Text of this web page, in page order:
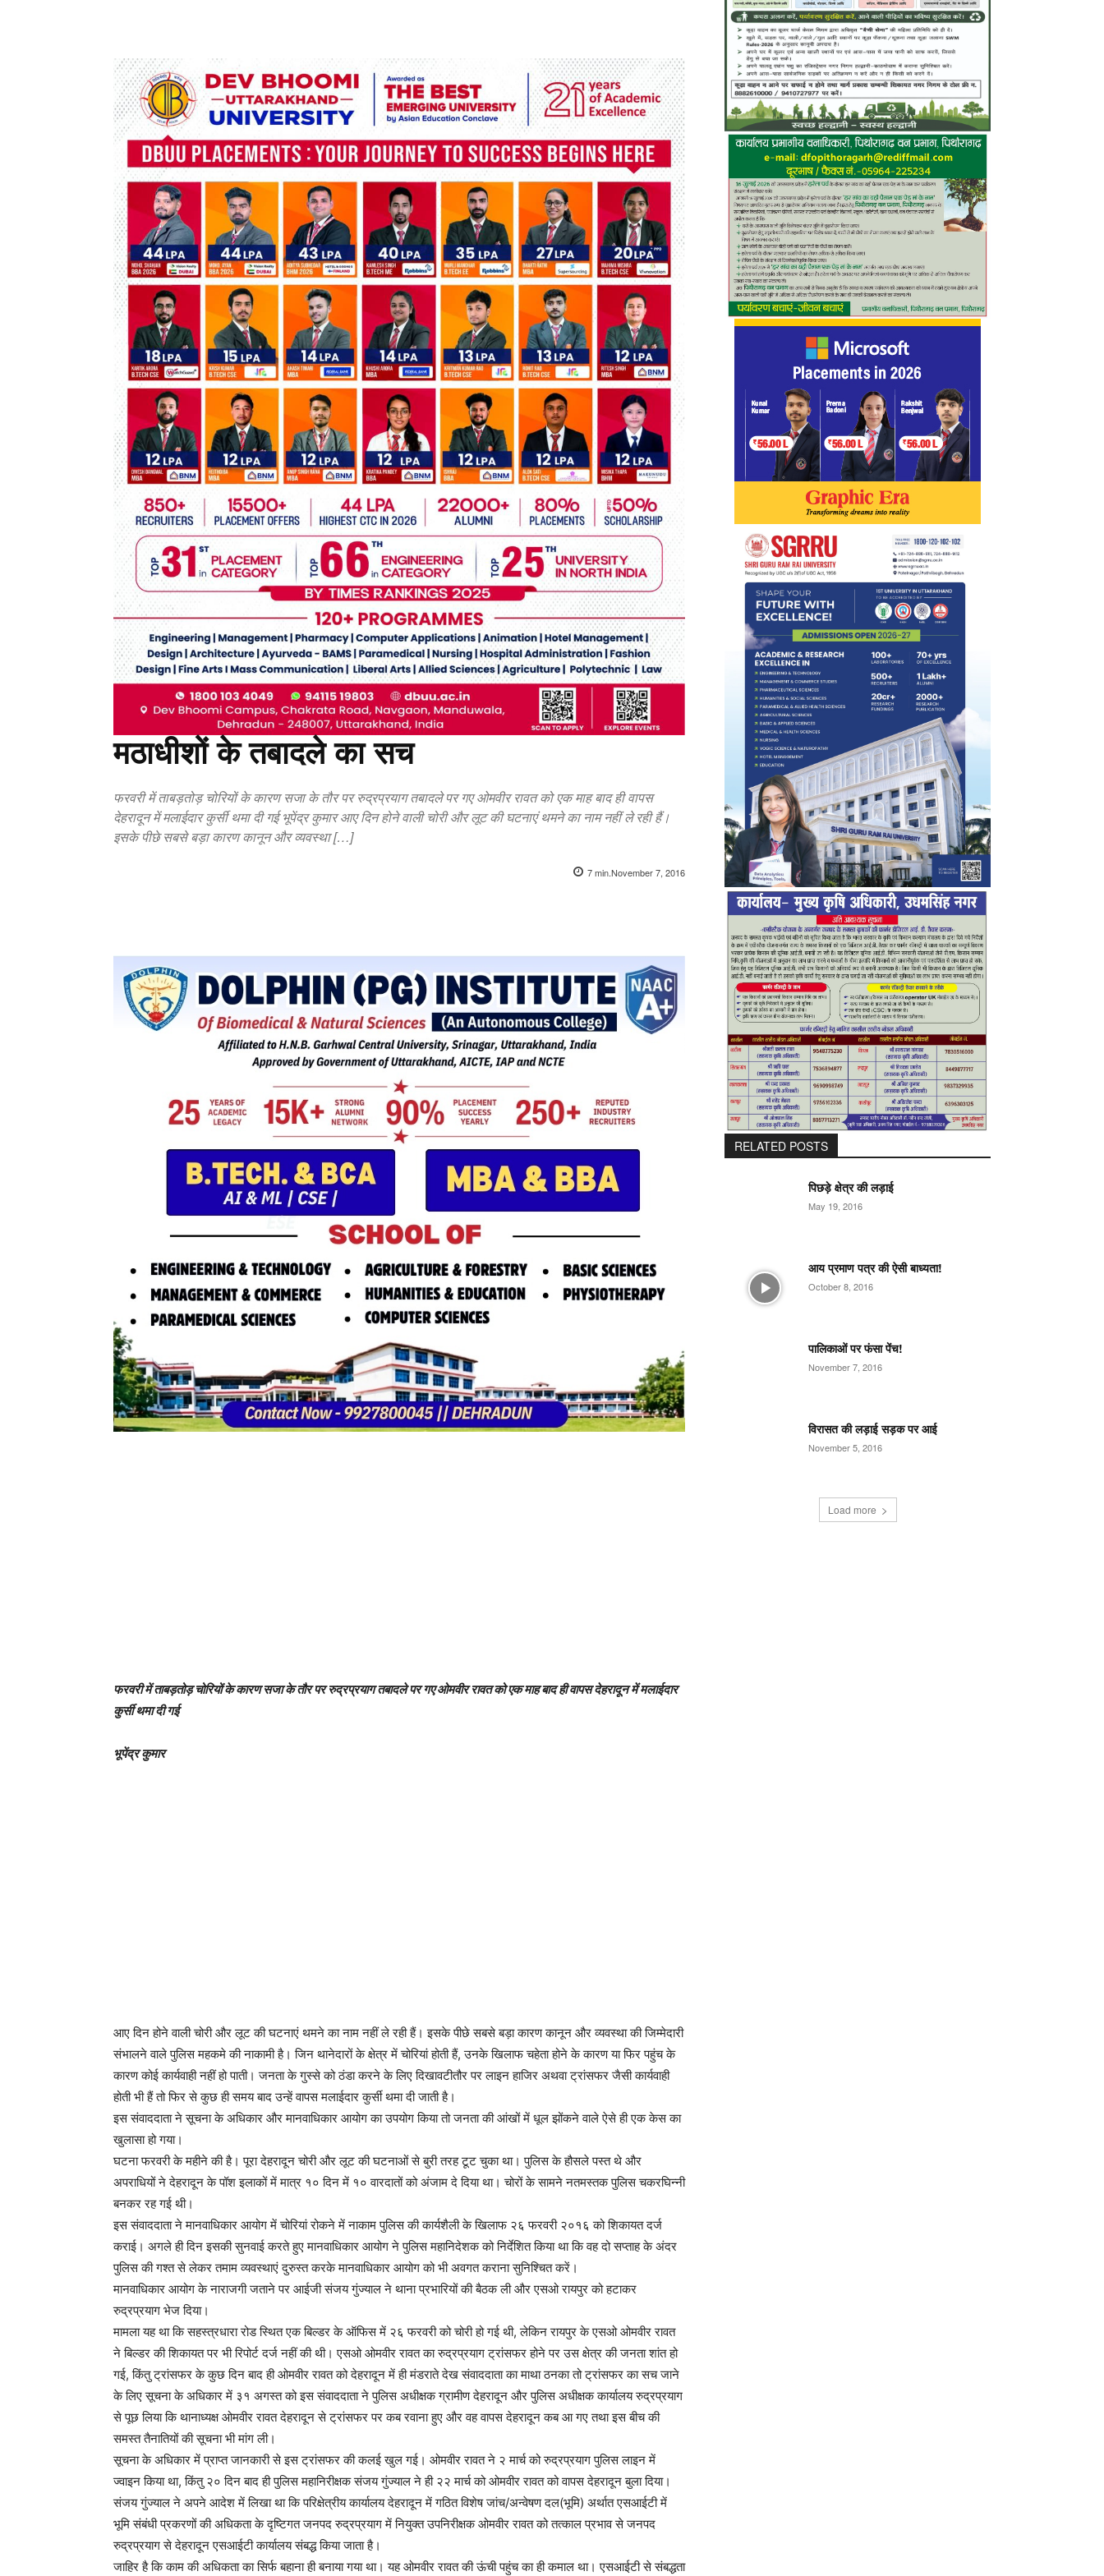
मठाधीशों के तबादले का सच
फरवरी में ताबड़तोड़ चोरियों के कारण सजा के तौर पर रुद्रप्रयाग तबादले पर गए ओमवीर रावत को एक माह बाद ही वापस
देहरादून में मलाईदार कुर्सी थमा दी गई भूपेंद्र कुमार आए दिन होने वाली चोरी और लूट की घटनाएं थमने का नाम नहीं ले रही हैं।
इसके पीछे सबसे बड़ा कारण कानून और व्यवस्था […]
7min.November 7, 2016
फरवरी में ताबड़तोड़ चोरियों के कारण सजा के तौर पर रुद्रप्रयाग तबादले पर गए ओमवीर रावत को एक माह बाद ही वापस देहरादून में मलाईदार
कुर्सी थमा दी गई
भूपेंद्र कुमार
आए दिन होने वाली चोरी और लूट की घटनाएं थमने का नाम नहीं ले रही हैं। इसके पीछे सबसे बड़ा कारण कानून और व्यवस्था की जिम्मेदारी
संभालने वाले पुलिस महकमे की नाकामी है। जिन थानेदारों के क्षेत्र में चोरियां होती हैं, उनके खिलाफ चहेता होने के कारण या फिर पहुंच के
कारण कोई कार्यवाही नहीं हो पाती। जनता के गुस्से को ठंडा करने के लिए दिखावटीतौर पर लाइन हाजिर अथवा ट्रांसफर जैसी कार्यवाही
होती भी हैं तो फिर से कुछ ही समय बाद उन्हें वापस मलाईदार कुर्सी थमा दी जाती है।
इस संवाददाता ने सूचना के अधिकार और मानवाधिकार आयोग का उपयोग किया तो जनता की आंखों में धूल झोंकने वाले ऐसे ही एक केस का
खुलासा हो गया।
घटना फरवरी के महीने की है। पूरा देहरादून चोरी और लूट की घटनाओं से बुरी तरह टूट चुका था। पुलिस के हौसले पस्त थे और
अपराधियों ने देहरादून के पॉश इलाकों में मात्र १० दिन में १० वारदातों को अंजाम दे दिया था। चोरों के सामने नतमस्तक पुलिस चकरघिन्नी
बनकर रह गई थी।
इस संवाददाता ने मानवाधिकार आयोग में चोरियां रोकने में नाकाम पुलिस की कार्यशैली के खिलाफ २६ फरवरी २०१६ को शिकायत दर्ज
कराई। अगले ही दिन इसकी सुनवाई करते हुए मानवाधिकार आयोग ने पुलिस महानिदेशक को निर्देशित किया था कि वह दो सप्ताह के अंदर
पुलिस की गश्त से लेकर तमाम व्यवस्थाएं दुरुस्त करके मानवाधिकार आयोग को भी अवगत कराना सुनिश्चित करें।
मानवाधिकार आयोग के नाराजगी जताने पर आईजी संजय गुंज्याल ने थाना प्रभारियों की बैठक ली और एसओ रायपुर को हटाकर
रुद्रप्रयाग भेज दिया।
मामला यह था कि सहस्त्रधारा रोड स्थित एक बिल्डर के ऑफिस में २६ फरवरी को चोरी हो गई थी, लेकिन रायपुर के एसओ ओमवीर रावत
ने बिल्डर की शिकायत पर भी रिपोर्ट दर्ज नहीं की थी। एसओ ओमवीर रावत का रुद्रप्रयाग ट्रांसफर होने पर उस क्षेत्र की जनता शांत हो
गई, किंतु ट्रांसफर के कुछ दिन बाद ही ओमवीर रावत को देहरादून में ही मंडराते देख संवाददाता का माथा ठनका तो ट्रांसफर का सच जाने
के लिए सूचना के अधिकार में ३१ अगस्त को इस संवाददाता ने पुलिस अधीक्षक ग्रामीण देहरादून और पुलिस अधीक्षक कार्यालय रुद्रप्रयाग
से पूछ लिया कि थानाध्यक्ष ओमवीर रावत देहरादून से ट्रांसफर पर कब रवाना हुए और वह वापस देहरादून कब आ गए तथा इस बीच की
समस्त तैनातियों की सूचना भी मांग ली।
सूचना के अधिकार में प्राप्त जानकारी से इस ट्रांसफर की कलई खुल गई। ओमवीर रावत ने २ मार्च को रुद्रप्रयाग पुलिस लाइन में
ज्वाइन किया था, किंतु २० दिन बाद ही पुलिस महानिरीक्षक संजय गुंज्याल ने ही २२ मार्च को ओमवीर रावत को वापस देहरादून बुला दिया।
संजय गुंज्याल ने अपने आदेश में लिखा था कि परिक्षेत्रीय कार्यालय देहरादून में गठित विशेष जांच/अन्वेषण दल(भूमि) अर्थात एसआईटी में
भूमि संबंधी प्रकरणों की अधिकता के दृष्टिगत जनपद रुद्रप्रयाग में नियुक्त उपनिरीक्षक ओमवीर रावत को तत्काल प्रभाव से जनपद
रुद्रप्रयाग से देहरादून एसआईटी कार्यालय संबद्ध किया जाता है।
जाहिर है कि काम की अधिकता का सिर्फ बहाना ही बनाया गया था। यह ओमवीर रावत की ऊंची पहुंच का ही कमाल था। एसआईटी से संबद्धता
RELATED POSTS
पिछड़े क्षेत्र की लड़ाई
May 19, 2016
आय प्रमाण पत्र की ऐसी बाध्यता!
October 8, 2016
पालिकाओं पर फंसा पेंच!
November 7, 2016
विरासत की लड़ाई सड़क पर आई
November 5, 2016
Load more